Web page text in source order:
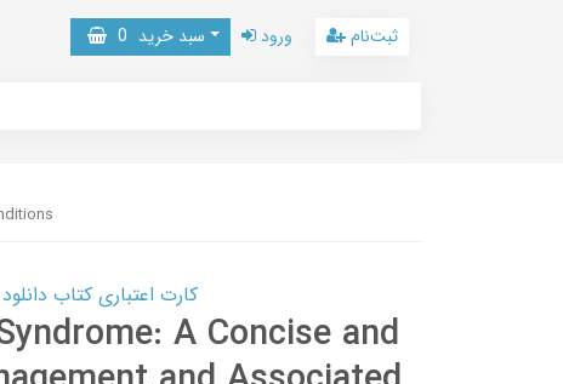
سبد خرید 0 ورود ثبت‌نام
کارت اعتباری کتاب دانلود با 10,000,000 اعتبار دانلود کتاب!
A Concise and